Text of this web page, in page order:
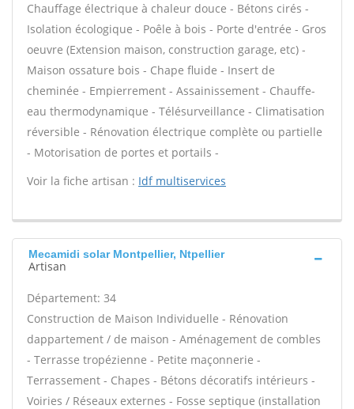
Chauffage électrique à chaleur douce - Bétons cirés -
Isolation écologique - Poêle à bois - Porte d'entrée - Gros
oeuvre (Extension maison, construction garage, etc) -
Maison ossature bois - Chape fluide - Insert de
cheminée - Empierrement - Assainissement - Chauffe-
eau thermodynamique - Télésurveillance - Climatisation
réversible - Rénovation électrique complète ou partielle
- Motorisation de portes et portails -
Voir la fiche artisan : Idf multiservices
Mecamidi solar Montpellier, Ntpellier
Artisan
Département: 34
Construction de Maison Individuelle - Rénovation
dappartement / de maison - Aménagement de combles
- Terrasse tropézienne - Petite maçonnerie -
Terrassement - Chapes - Bétons décoratifs intérieurs -
Voiries / Réseaux externes - Fosse septique (installation